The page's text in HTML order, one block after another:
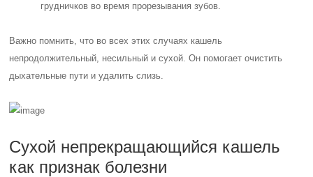
грудничков во время прорезывания зубов.
Важно помнить, что во всех этих случаях кашель
непродолжительный, несильный и сухой. Он помогает очистить
дыхательные пути и удалить слизь.
Сухой непрекращающийся кашель
как признак болезни